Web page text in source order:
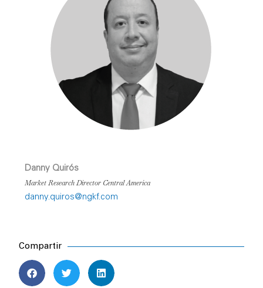
Danny Quirós
Market Research Director Central America
danny.quiros@ngkf.com
Compartir